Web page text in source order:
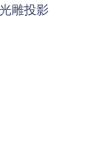
雕投影